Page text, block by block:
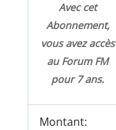
Avec cet
Abonnement,
vous avez accès
au Forum FM
pour 7 ans.